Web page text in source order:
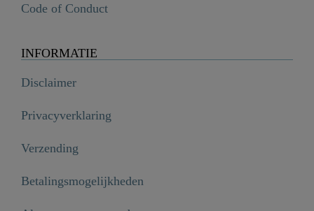
Code of Conduct
INFORMATIE
Disclaimer
Privacyverklaring
Verzending
Betalingsmogelijkheden